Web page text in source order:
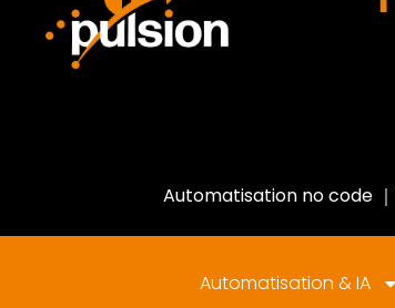
Automatisation no code ｜
Automatisation & IA